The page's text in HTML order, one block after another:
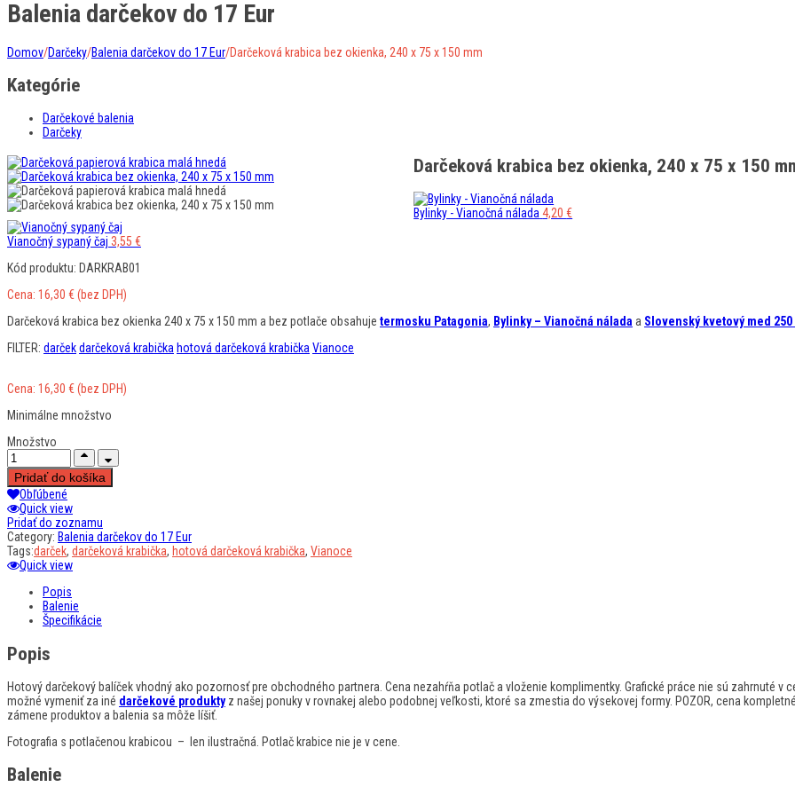
Balenia darčekov do 17 Eur
Domov/Darčeky/Balenia darčekov do 17 Eur/Darčeková krabica bez okienka, 240 x 75 x 150 mm
Kategórie
Darčekové balenia
Darčeky
Darčeková krabica bez okienka, 240 x 75 x 150
Bylinky - Vianočná nálada 4,20€
Vianočný sypaný čaj 3,55 €
Kód produktu: DARKRAB01
Cena: 16,30 €(bez DPH)
Darčeková krabica bez okienka 240 x 75 x 150 mm a bez potlače obsahuje termosku Patagonia, Bylinky – Vianočná nálada a Slovenský kvetový med 250
FILTER: darčekdarčeková krabička hotová darčeková krabička Vianoce
Cena: 16,30 €(bez DPH)
Minimálne množstvo
Množstvo
Pridať do košíka
Obľúbené
Quick view
Pridať do zoznamu
Category: Balenia darčekov do 17 Eur
Tags:darček, darčeková krabička, hotová darčeková krabička, Vianoce
Quick view
Popis
Balenie
Špecifikácie
Popis
Hotový darčekový balíček vhodný ako pozornosť pre obchodného partnera. Cena nezahŕňa potlač a vloženie komplimentky. Grafické práce nie sú zahrnuté v
možné vymeniť za iné darčekové produktyz našej ponuky v rovnakej alebo podobnej veľkosti, ktoré sa zmestia do výsekovej formy. POZOR, cena
zámene produktov a balenia sa môže líšiť.
Fotografia s potlačenou krabicou – len ilustračná. Potlač krabice nie je v cene.
Balenie